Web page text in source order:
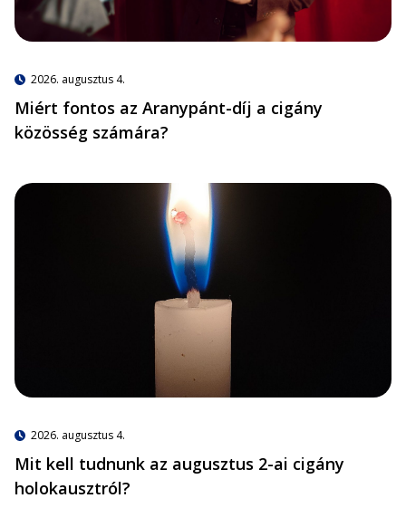
2026. augusztus 4.
Miért fontos az Aranypánt-díj a cigány
közösség számára?
2026. augusztus 4.
Mit kell tudnunk az augusztus 2-ai cigány
holokausztról?